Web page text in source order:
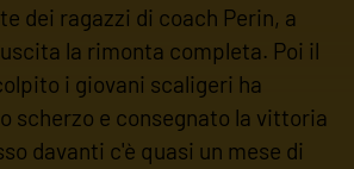
dei ragazzi di coach Perin, a
la rimonta completa. Poi il
i giovani scaligeri ha
scherzo e consegnato la vittoria
davanti c'è quasi un mese di